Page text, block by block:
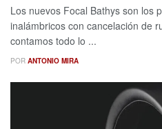
Los nuevos Focal Bathys son los
inalámbricos con cancelación de
contamos todo lo ...
POR ANTONIO MIRA